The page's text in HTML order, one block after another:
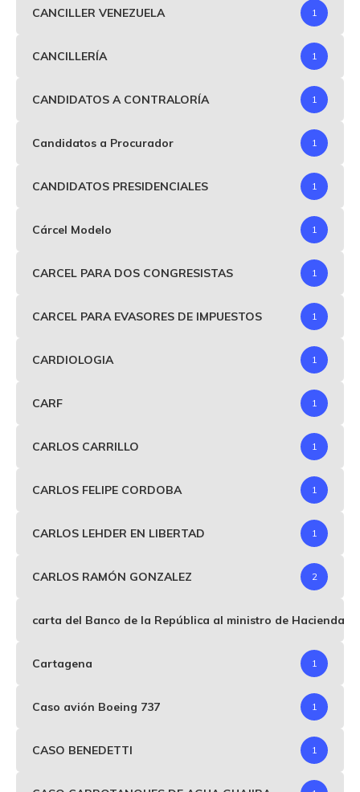
CANCILLER VENEZUELA 1
CANCILLERÍA 1
CANDIDATOS A CONTRALORÍA 1
Candidatos a Procurador 1
CANDIDATOS PRESIDENCIALES 1
Cárcel Modelo 1
CARCEL PARA DOS CONGRESISTAS 1
CARCEL PARA EVASORES DE IMPUESTOS 1
CARDIOLOGIA 1
CARF 1
CARLOS CARRILLO 1
CARLOS FELIPE CORDOBA 1
CARLOS LEHDER EN LIBERTAD 1
CARLOS RAMÓN GONZALEZ 2
carta del Banco de la República al ministro de Hacienda
Cartagena 1
Caso avión Boeing 737 1
CASO BENEDETTI 1